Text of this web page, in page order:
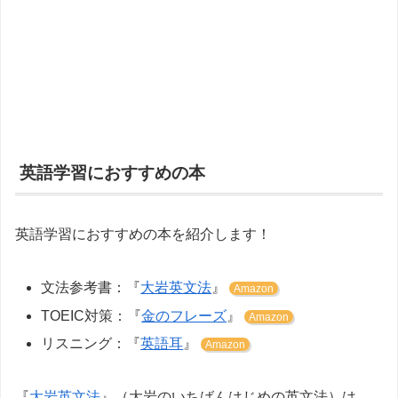
英語学習におすすめの本
英語学習におすすめの本を紹介します！
文法参考書：『大岩英文法』 Amazon
TOEIC対策：『金のフレーズ 』 Amazon
リスニング：『英語耳 』 Amazon